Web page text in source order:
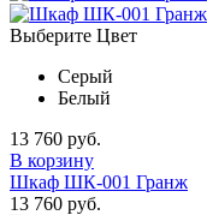
Выберите Цвет
Серый
Белый
13 760 руб.
В корзину
Шкаф ШК-001 Гранж
13 760 руб.